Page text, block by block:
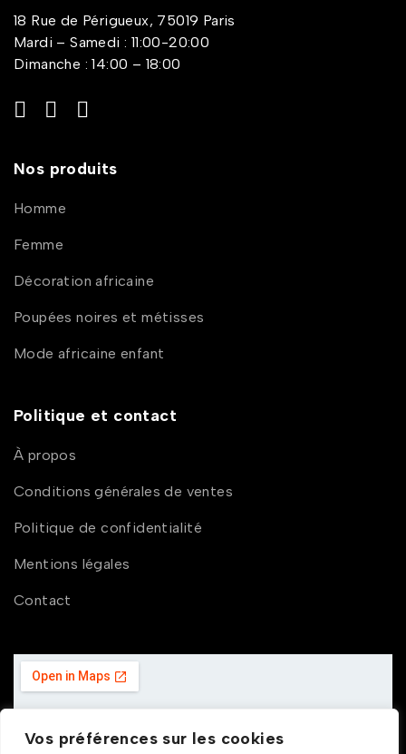
Vos préférences sur les cookies
18 Rue de Périgueux, 75019 Paris
Mardi – Samedi : 11:00-20:00
Dimanche : 14:00 – 18:00
Nos produits
Homme
Femme
Décoration africaine
Poupées noires et métisses
Mode africaine enfant
Politique et contact
À propos
Conditions générales de ventes
Politique de confidentialité
Mentions légales
Contact